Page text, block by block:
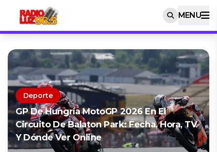
MENU
Deporte
GP De Hungría MotoGP 2026 En El
Circuito De Balaton Park: Fecha, Hora, TV
Y Dónde Ver Online